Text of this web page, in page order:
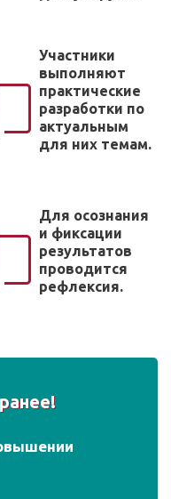
Участники
выполняют
практические
разработки по
актуальным
для них темам.
Для осознания
и фиксации
результатов
проводится
рефлексия.